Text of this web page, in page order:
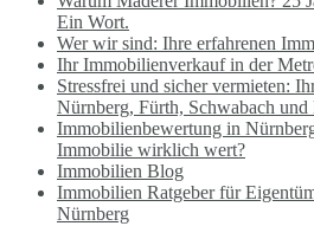
Ein Wort.
Wer wir sind: Ihre erfahrenen
Ihr Immobilienverkauf in der
Stressfrei und sicher vermieten:
Nürnberg, Fürth, Schwabach und
Immobilienbewertung in
Immobilie wirklich wert?
Immobilien Blog
Immobilien Ratgeber für
Nürnberg